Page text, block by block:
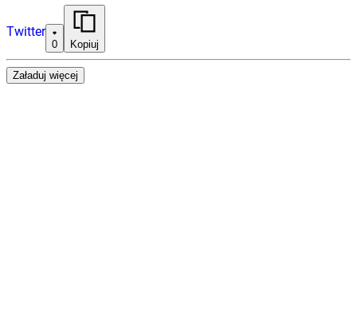
Twitter
0 Kopiuj
Załaduj więcej